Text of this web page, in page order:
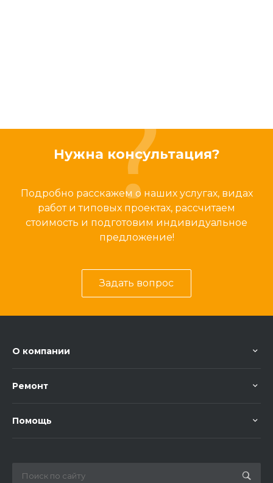
Нужна консультация?
Подробно расскажем о наших услугах, видах
работ и типовых проектах, рассчитаем
стоимость и подготовим индивидуальное
предложение!
Задать вопрос
О компании
Ремонт
Помощь